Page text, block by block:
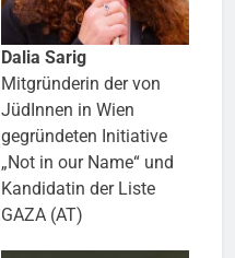
Dalia Sarig
Mitgründerin der von
JüdInnen in Wien
gegründeten Initiative
„Not in our Name“ und
Kandidatin der Liste
GAZA (AT)